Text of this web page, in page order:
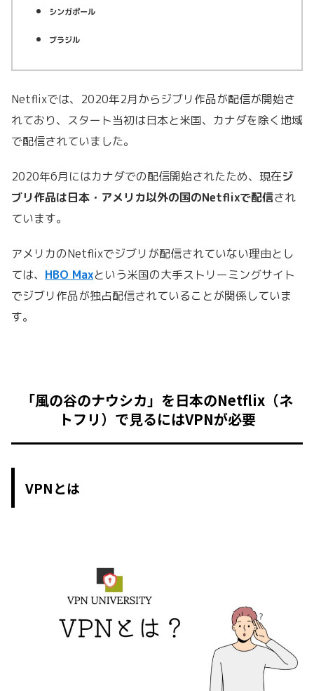
シンガポール
ブラジル
Netflixでは、2020年2月からジブリ作品が配信が開始さ
れており、スタート当初は日本と米国、カナダを除く地域
で配信されていました。
2020年6月にはカナダでの配信開始されたため、現在ジ
ブリ作品は日本・アメリカ以外の国のNetflixで配信され
ています。
アメリカのNetflixでジブリが配信されていない理由とし
ては、 HBO Maxという米国の大手ストリーミングサイト
でジブリ作品が独占配信されていることが関係していま
す。
「風の谷のナウシカ」を日本のNetflix（ネ
トフリ）で見るにはVPNが必要
VPNとは